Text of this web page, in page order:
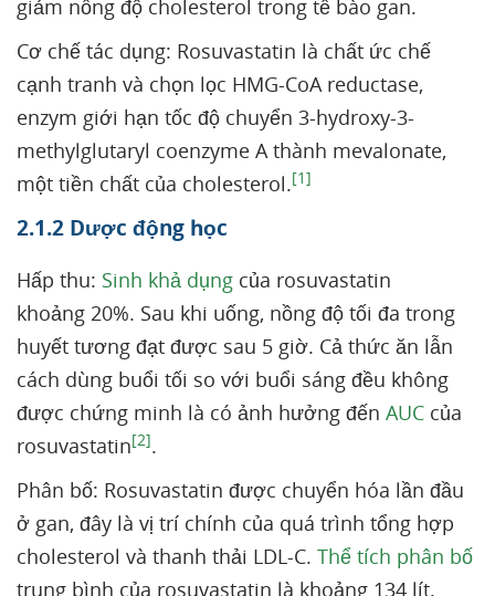
giảm nồng độ cholesterol trong tế bào gan.
Cơ chế tác dụng: Rosuvastatin là chất ức chế
cạnh tranh và chọn lọc HMG-CoA reductase,
enzym giới hạn tốc độ chuyển 3-hydroxy-3-
methylglutaryl coenzyme A thành mevalonate,
một tiền chất của cholesterol.[1]
2.1.2 Dược động học
Hấp thu: Sinh khả dụng của rosuvastatin
khoảng 20%. Sau khi uống, nồng độ tối đa trong
huyết tương đạt được sau 5 giờ. Cả thức ăn lẫn
cách dùng buổi tối so với buổi sáng đều không
được chứng minh là có ảnh hưởng đến AUC của
rosuvastatin[2].
Phân bố: Rosuvastatin được chuyển hóa lần đầu
ở gan, đây là vị trí chính của quá trình tổng hợp
cholesterol và thanh thải LDL-C. Thể tích phân bố
trung bình của rosuvastatin là khoảng 134 lít.